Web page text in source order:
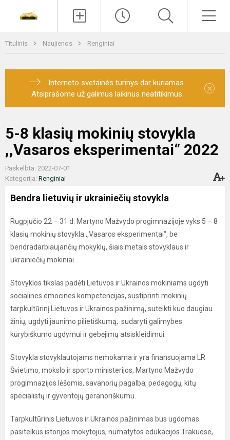
Titulinis Naujienos Renginiai
Interneto svetainės turinys dar kuriamas.
Atsiprašome už galimus laikinus neatitikimus.
×
5-8 klasių mokinių stovykla
,,Vasaros eksperimentai“ 2022
Paskelbta: 2022-07-01
Kategorija: Renginiai
Bendra lietuvių ir ukrainiečių stovykla
Rugpjūčio 22 – 31 d. Martyno Mažvydo progimnazijoje vyks 5 – 8
klasių mokinių stovykla ,,Vasaros eksperimentai“, be
bendradarbiaujančių mokyklų, šiais metais stovyklaus ir
ukrainiečių mokiniai.
Stovyklos tikslas padėti Lietuvos ir Ukrainos mokiniams ugdyti
socialines emocines kompetencijas, sustiprinti mokinių
tarpkultūrinį Lietuvos ir Ukrainos pažinimą, suteikti kuo daugiau
žinių, ugdyti jaunimo pilietiškumą, sudaryti galimybes
kūrybiškumo ugdymui ir gebėjimų atsiskleidimui.
Stovykla stovyklautojams nemokama ir yra finansuojama LR
Švietimo, mokslo ir sporto ministerijos, Martyno Mažvydo
progimnazijos lėšomis, savanorių pagalba, pedagogų, kitų
specialistų ir gyventojų geranoriškumu.
Tarpkultūrinis Lietuvos ir Ukrainos pažinimas bus ugdomas
pasitelkus istorijos mokytojus, numatytos edukacijos Trakuose,